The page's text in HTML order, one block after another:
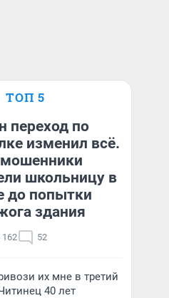
ТОП 5
переход по
изменил всё.
школьницу в
до попытки
здания
162 52
их мне в третий
40 лет